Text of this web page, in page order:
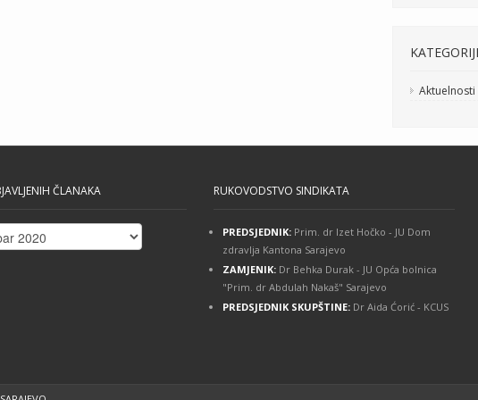
Aktuelnosti
ČLANAKA RUKOVODSTVO SINDIKATA
PREDSJEDNIK: Prim. dr Izet Hočko - JU Dom
zdravlja Kantona Sarajevo
ZAMJENIK: Dr Behka Durak - JU Opća bolnica
"Prim. dr Abdulah Nakaš" Sarajevo
PREDSJEDNIK SKUPŠTINE: Dr Aida Ćorić - KCUS